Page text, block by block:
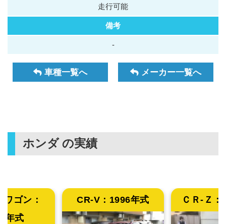
走行可能
備考
-
車種一覧へ メーカー一覧へ
ホンダ の実績
ゴン：
年式
CR-V： 1996年式 ＣＲ-Ｚ：